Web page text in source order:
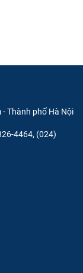
- Thành phố Hà Nội
4464, (024)